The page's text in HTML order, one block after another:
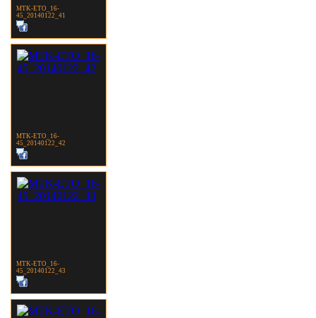
MTK-ETO_16-
45_20140122_41
MTK-ETO_16-
45_20140122_42
MTK-ETO_16-
45_20140122_43